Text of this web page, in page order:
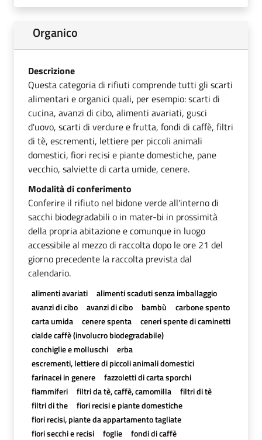
Organico
Descrizione
Questa categoria di rifiuti comprende tutti gli scarti
alimentari e organici quali, per esempio: scarti di
cucina, avanzi di cibo, alimenti avariati, gusci
d'uovo, scarti di verdure e frutta, fondi di caffè, filtri
di tè, escrementi, lettiere per piccoli animali
domestici, fiori recisi e piante domestiche, pane
vecchio, salviette di carta umide, cenere.
Modalità di conferimento
Conferire il rifiuto nel bidone verde all'interno di
sacchi biodegradabili o in mater-bi in prossimità
della propria abitazione e comunque in luogo
accessibile al mezzo di raccolta dopo le ore 21 del
giorno precedente la raccolta prevista dal
calendario.
alimenti avariati
alimenti scaduti senza imballaggio
avanzi di cibo
avanzi di cibo bambù
carbone spento
carta umida
cenere spenta
ceneri spente di caminetti
cialde caffè (involucro biodegradabile)
conchiglie e molluschi
erba
escrementi, lettiere di piccoli animali domestici
farinacei in genere
fazzoletti di carta sporchi
fiammiferi
filtri da tè, caffè, camomilla
filtri di tè
filtri di the
fiori recisi e piante domestiche
fiori recisi, piante da appartamento tagliate
fiori secchi e recisi
foglie
fondi di caffè